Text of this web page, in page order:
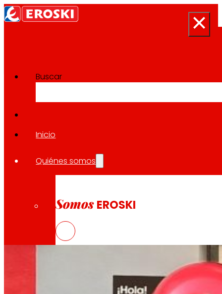
Buscar
Inicio
Quiénes somos
Somos EROSKI
Sala de prensa
Volver a todas las noticias
25.09.2025
EROSKI inaugura un nuevo